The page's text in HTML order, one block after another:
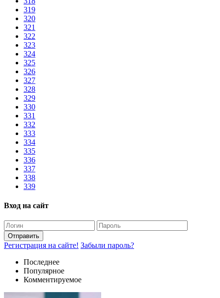
319
320
321
322
323
324
325
326
327
328
329
330
331
332
333
334
335
336
337
338
339
Вход на сайт
Отправить
Регистрация на сайте! Забыли пароль?
Последнее
Популярное
Комментируемое